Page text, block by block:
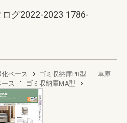
グ2022-2023 1786-
ベース ゴミ収納庫PB型
車庫
ス ゴミ収納庫MA型